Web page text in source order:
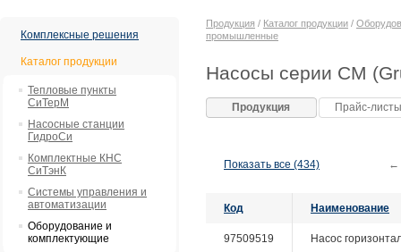
Комплексные решения
Каталог продукции
Тепловые пункты
СиТерМ
Насосные станции
ГидроСи
Комплектные КНС
СиТэнК
Системы управления и
автоматизации
Оборудование и
комплектующие
Продукция / Каталог продукции /
промышленные
Насосы серии CM
Продукция Прайс-
Показать все (434) ←
Код Наименование
97509519 Насос